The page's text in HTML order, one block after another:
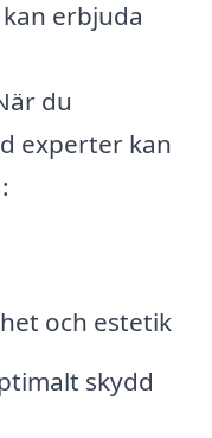
erbjuda
du
experter kan
och estetik
skydd